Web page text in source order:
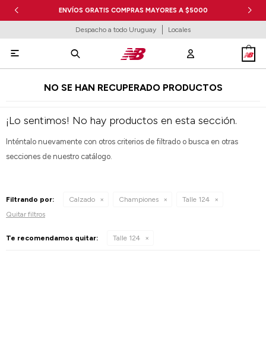
ENVÍOS GRATIS COMPRAS MAYORES A $5000
Despacho a todo Uruguay Locales

NO SE HAN RECUPERADO PRODUCTOS
¡Lo sentimos! No hay productos en esta sección.
Inténtalo nuevamente con otros criterios de filtrado o busca en otras
secciones de nuestro catálogo.
Filtrando por: Calzado Championes
Talle 124
Quitar filtros
Te recomendamos quitar: Talle 124